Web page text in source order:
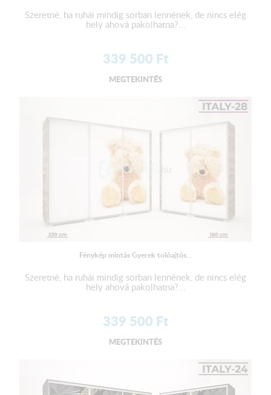
Szeretné, ha ruhái mindig sorban lennének, de nincs elég
hely ahová pakolhatna?...
339 500 Ft
MEGTEKINTÉS
Fénykép mintás Gyerek tolóajtós...
Szeretné, ha ruhái mindig sorban lennének, de nincs elég
hely ahová pakolhatna?...
339 500 Ft
MEGTEKINTÉS